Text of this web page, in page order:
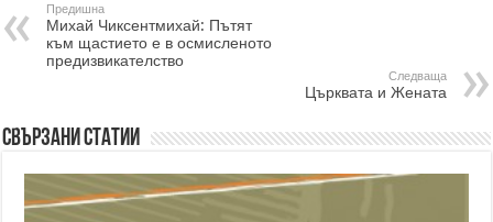
Предишна
Михай Чиксентмихай: Пътят
към щастието е в осмисленото
предизвикателство
Следваща
Църквата и Жената
Свързани статии